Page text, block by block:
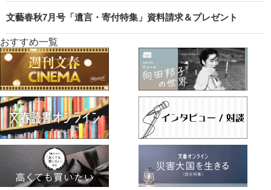
文藝春秋7月号「遺言・寄付特集」資料請求＆プレゼント
おすすめ一覧